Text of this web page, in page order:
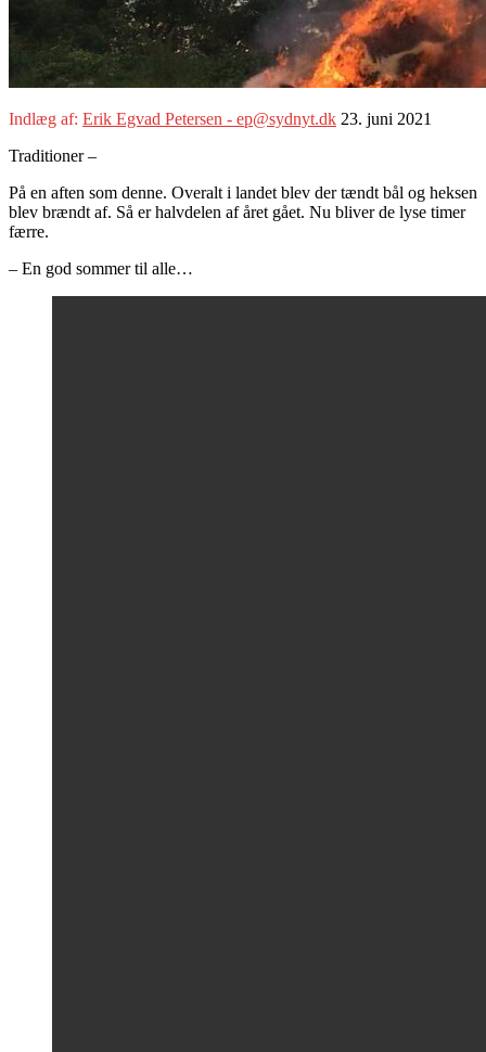
Indlæg af: Erik Egvad Petersen - ep@sydnyt.dk 23. juni 2021
Traditioner –
På en aften som denne. Overalt i landet blev der tændt bål og heksen
blev brændt af. Så er halvdelen af året gået. Nu bliver de lyse timer
færre.
– En god sommer til alle…